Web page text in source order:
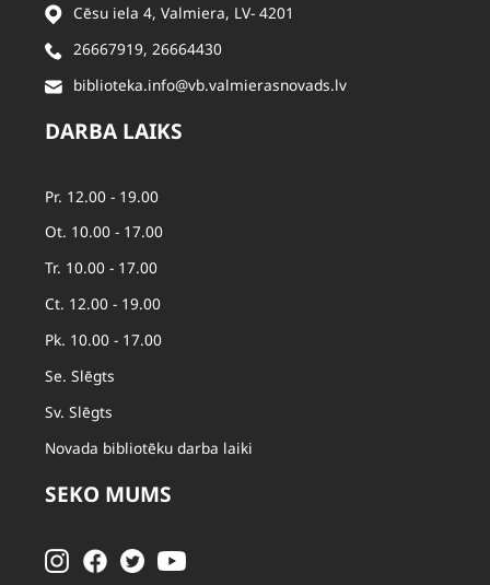
Cēsu iela 4, Valmiera, LV- 4201
26667919, 26664430
biblioteka.info@vb.valmierasnovads.lv
DARBA LAIKS
Pr. 12.00 - 19.00
Ot. 10.00 - 17.00
Tr. 10.00 - 17.00
Ct. 12.00 - 19.00
Pk. 10.00 - 17.00
Se. Slēgts
Sv. Slēgts
Novada bibliotēku darba laiki
SEKO MUMS